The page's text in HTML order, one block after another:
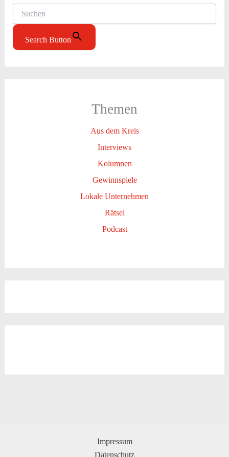
Search Button
Themen
Aus dem Kreis
Interviews
Kolumnen
Gewinnspiele
Lokale Unternehmen
Rätsel
Podcast
Impressum
Datenschutz